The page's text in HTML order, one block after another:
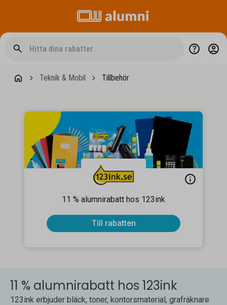
Teknik & Mobil Tillbehör
11 % alumnirabatt hos 123ink
Till rabatten
11 % alumnirabatt hos 123ink
123ink erbjuder bläck, toner, kontorsmaterial, grafräknare